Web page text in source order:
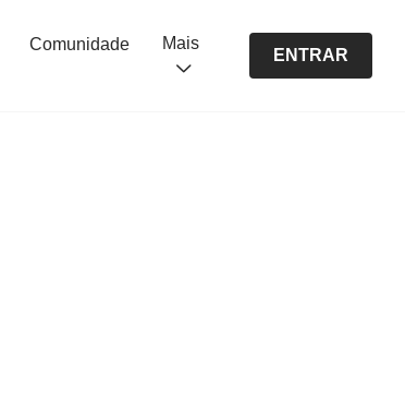
Comunidade Mais
ENTRAR